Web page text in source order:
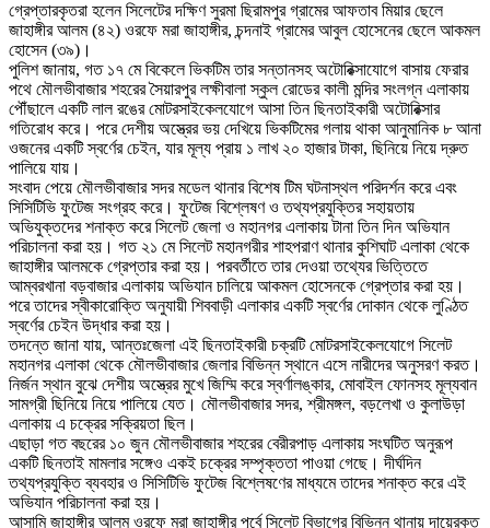
গ্রেপ্তারকৃতরা হলেন সিলেটের দক্ষিণ সুরমা ছিরামপুর গ্রামের আফতাব মিয়ার ছেলে
জাহাঙ্গীর আলম (৪২) ওরফে মরা জাহাঙ্গীর, চন্দনাই গ্রামের আবুল হোসেনের ছেলে আকমল
হোসেন (৩৯)।
পুলিশ জানায়, গত ১৭ মে বিকেলে ভিকটিম তার সন্তানসহ অটোরিক্সাযোগে বাসায় ফেরার
পথে মৌলভীবাজার শহরের সৈয়ারপুর লক্ষীবালা স্কুল রোডের কালী মন্দির সংলগ্ন এলাকায়
পৌঁছালে একটি লাল রঙের মোটরসাইকেলযোগে আসা তিন ছিনতাইকারী অটোরিক্সার
গতিরোধ করে। পরে দেশীয় অস্ত্রের ভয় দেখিয়ে ভিকটিমের গলায় থাকা আনুমানিক ৮ আনা
ওজনের একটি স্বর্ণের চেইন, যার মূল্য প্রায় ১ লাখ ২০ হাজার টাকা, ছিনিয়ে নিয়ে দ্রুত
পালিয়ে যায়।
সংবাদ পেয়ে মৌলভীবাজার সদর মডেল থানার বিশেষ টিম ঘটনাস্থল পরিদর্শন করে এবং
সিসিটিভি ফুটেজ সংগ্রহ করে। ফুটেজ বিশ্লেষণ ও তথ্যপ্রযুক্তির সহায়তায়
অভিযুক্তদের শনাক্ত করে সিলেট জেলা ও মহানগর এলাকায় টানা তিন দিন অভিযান
পরিচালনা করা হয়। গত ২১ মে সিলেট মহানগরীর শাহপরাণ থানার কুশিঘাট এলাকা থেকে
জাহাঙ্গীর আলমকে গ্রেপ্তার করা হয়। পরবর্তীতে তার দেওয়া তথ্যের ভিত্তিতে
আম্বরখানা বড়বাজার এলাকায় অভিযান চালিয়ে আকমল হোসেনকে গ্রেপ্তার করা হয়।
পরে তাদের স্বীকারোক্তি অনুযায়ী শিববাড়ী এলাকার একটি স্বর্ণের দোকান থেকে লুণ্ঠিত
স্বর্ণের চেইন উদ্ধার করা হয়।
তদন্তে জানা যায়, আন্তঃজেলা এই ছিনতাইকারী চক্রটি মোটরসাইকেলযোগে সিলেট
মহানগর এলাকা থেকে মৌলভীবাজার জেলার বিভিন্ন স্থানে এসে নারীদের অনুসরণ করত।
নির্জন স্থান বুঝে দেশীয় অস্ত্রের মুখে জিম্মি করে স্বর্ণালঙ্কার, মোবাইল ফোনসহ মূল্যবান
সামগ্রী ছিনিয়ে নিয়ে পালিয়ে যেত। মৌলভীবাজার সদর, শ্রীমঙ্গল, বড়লেখা ও কুলাউড়া
এলাকায় এ চক্রের সক্রিয়তা ছিল।
এছাড়া গত বছরের ১০ জুন মৌলভীবাজার শহরের বেরীরপাড় এলাকায় সংঘটিত অনুরূপ
একটি ছিনতাই মামলার সঙ্গেও একই চক্রের সম্পৃক্ততা পাওয়া গেছে। দীর্ঘদিন
তথ্যপ্রযুক্তি ব্যবহার ও সিসিটিভি ফুটেজ বিশ্লেষণের মাধ্যমে তাদের শনাক্ত করে এই
অভিযান পরিচালনা করা হয়।
আসামি জাহাঙ্গীর আলম ওরফে মরা জাহাঙ্গীর পূর্বে সিলেট বিভাগের বিভিন্ন থানায় দায়েরকৃত